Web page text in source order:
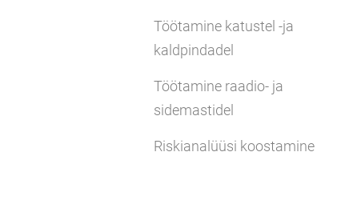
Töötamine katustel -ja
kaldpindadel
Töötamine raadio- ja
sidemastidel
Riskianalüüsi koostamine